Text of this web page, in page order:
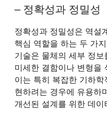
– 정확성과 정밀성
정확성과 정밀성은 역설
핵심 역할을 하는 두 가
기술은 물체의 세부 정
미세한 결함이나 변형을
이는 특히 복잡한 기하
현하려는 경우에 유용하
개선된 설계를 위한 데